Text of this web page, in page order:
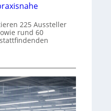
225 Aussteller
rund 60